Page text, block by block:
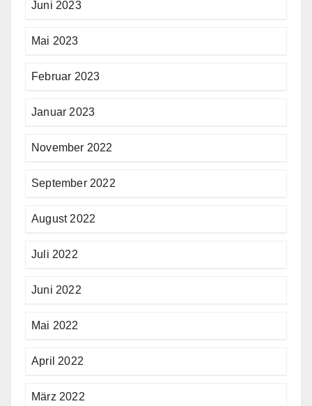
Juni 2023
Mai 2023
Februar 2023
Januar 2023
November 2022
September 2022
August 2022
Juli 2022
Juni 2022
Mai 2022
April 2022
März 2022